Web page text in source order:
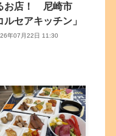
お店！ 尼崎市
ルセアキッチン」
年07月22日 11:30